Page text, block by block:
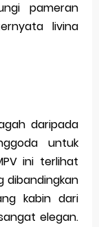
pameran
livina
daripada
untuk
ini terlihat
dibandingkan
kabin dari
elegan.